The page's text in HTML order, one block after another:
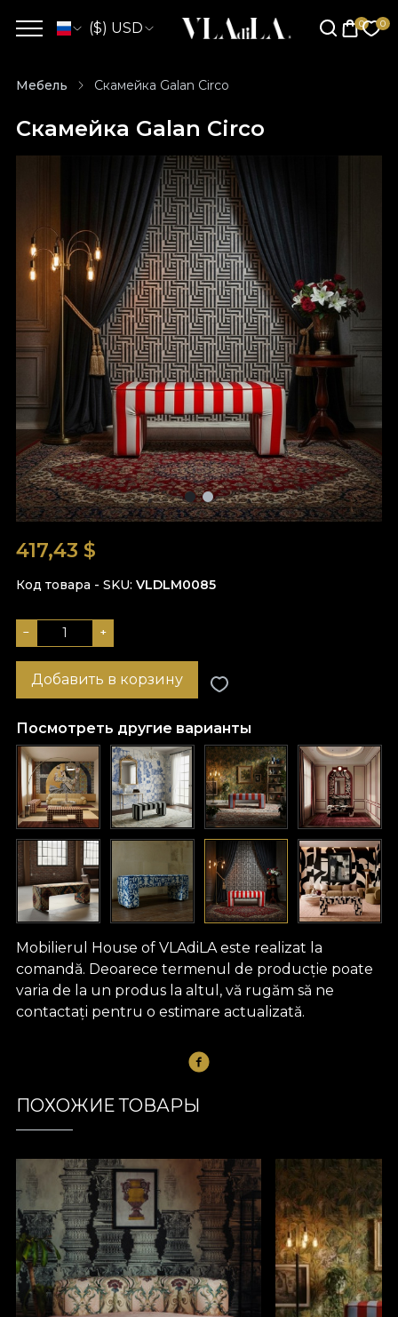
($) USD
Мебель Скамейка Galan Circo
Скамейка Galan Circo
417,43 $
Код товара - SKU VLDLM0085
− +
Добавить в корзину
Посмотреть другие варианты
Mobilierul House of VLAdiLA este realizat la
comandă. Deoarece termenul de producție poate
varia de la un produs la altul, vă rugăm să ne
contactați pentru o estimare actualizată.
ПОХОЖИЕ ТОВАРЫ